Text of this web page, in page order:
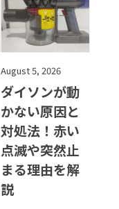
August 5, 2026
ダイソンが動
かない原因と
対処法！赤い
点滅や突然止
まる理由を解
説